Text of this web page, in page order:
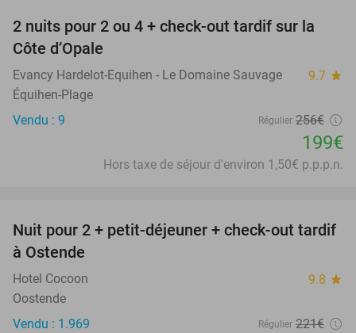
22%
2 nuits pour 2 ou 4 + check-out tardif sur la
Côte d’Opale
Evancy Hardelot-Equihen - Le Domaine Sauvage 9.7 star
Équihen-Plage
Vendu : 9
Régulier 256€
199€
Hors taxe de séjour d'environ 1,50€ p.p.p.n.
24%
Nuit pour 2 + petit-déjeuner + check-out tardif
à Ostende
Hotel Cocoon 9.8 star
Oostende
Vendu : 1.969
Régulier 221€